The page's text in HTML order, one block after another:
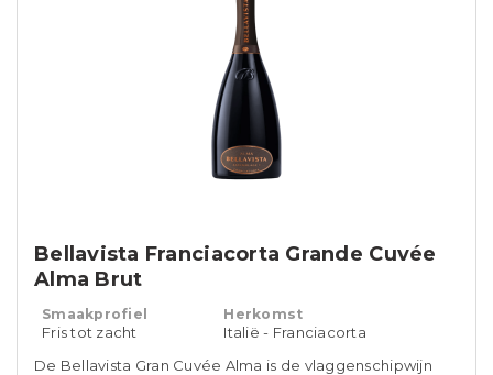
Bellavista Franciacorta Grande Cuvée
Alma Brut
Smaakprofiel
Fris tot zacht
Herkomst
Italië - Franciacorta
De Bellavista Gran Cuvée Alma is de vlaggenschipwijn